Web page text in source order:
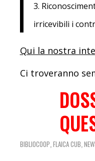
3.
irricevibili i
Qui la nostra
Ci troveranno
BIBLIOCOOP, FLAICA CUB,